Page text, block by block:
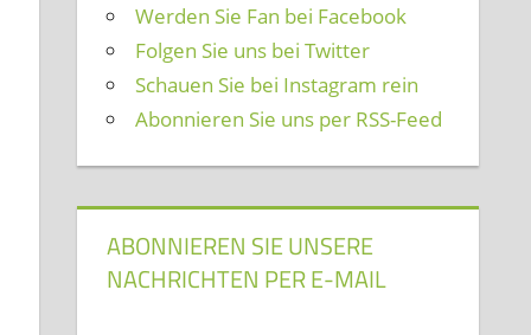
Werden Sie Fan bei Facebook
Folgen Sie uns bei Twitter
Schauen Sie bei Instagram rein
Abonnieren Sie uns per RSS-Feed
ABONNIEREN SIE UNSERE
NACHRICHTEN PER E-MAIL